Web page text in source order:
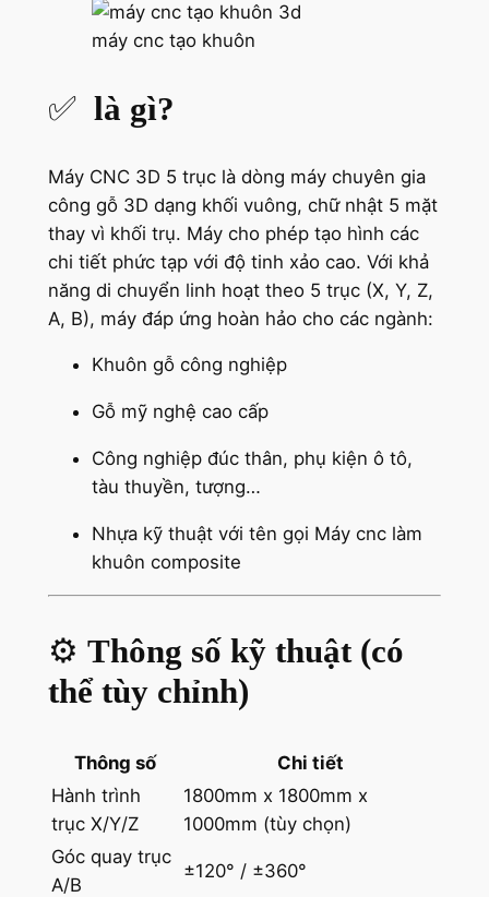
máy cnc tạo khuôn
✅ là gì?
Máy CNC 3D 5 trục là dòng máy chuyên gia
công gỗ 3D dạng khối vuông, chữ nhật 5 mặt
thay vì khối trụ. Máy cho phép tạo hình các
chi tiết phức tạp với độ tinh xảo cao. Với khả
năng di chuyển linh hoạt theo 5 trục (X, Y, Z,
A, B), máy đáp ứng hoàn hảo cho các ngành:
Khuôn gỗ công nghiệp
Gỗ mỹ nghệ cao cấp
Công nghiệp đúc thân, phụ kiện ô tô,
tàu thuyền, tượng…
Nhựa kỹ thuật với tên gọi Máy cnc làm
khuôn composite
⚙️ Thông số kỹ thuật (có
thể tùy chỉnh)
Thông số
Chi tiết
Hành trình
trục X/Y/Z
1800mm x 1800mm x
1000mm (tùy chọn)
Góc quay trục
A/B
±120° / ±360°